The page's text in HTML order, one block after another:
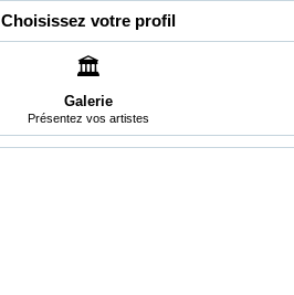
Choisissez votre profil
🏛️
Galerie
Présentez vos artistes